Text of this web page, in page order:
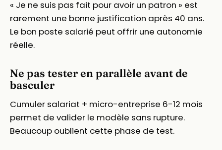
« Je ne suis pas fait pour avoir un patron » est
rarement une bonne justification après 40 ans.
Le bon poste salarié peut offrir une autonomie
réelle.
Ne pas tester en parallèle avant de
basculer
Cumuler salariat + micro-entreprise 6-12 mois
permet de valider le modèle sans rupture.
Beaucoup oublient cette phase de test.